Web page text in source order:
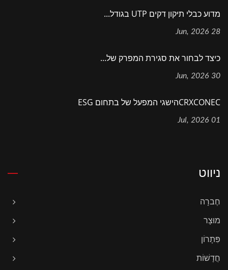
מדוע כבלי תיקון דקים UTP בגודל...
28 Jun, 2026
כיצד לבחור את סגירת המפרק של...
30 Jun, 2026
CRXCONECהישגי המפעל של בתחום ESG
01 Jul, 2026
ניווט
חֶברָה
מוּצָר
פִּתָרוֹן
חֲדָשׁוֹת